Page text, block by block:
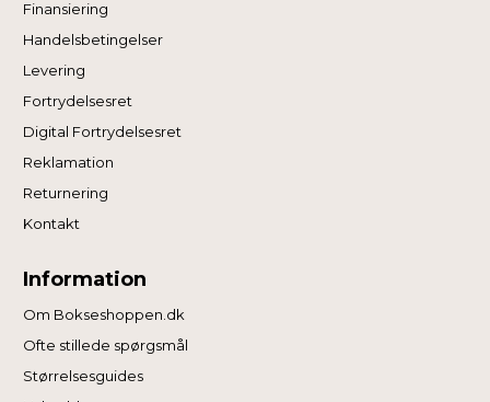
angivet, eller klik på “Tilpas” for at vælge, hvilke typer
cookies du vil acceptere.
Finansiering
Handelsbetingelser
Levering
Fortrydelsesret
Digital Fortrydelsesret
Reklamation
Returnering
Kontakt
Information
Om Bokseshoppen.dk
Ofte stillede spørgsmål
Størrelsesguides